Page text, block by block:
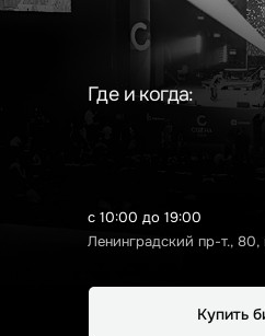
с 10:00 до 19:00
Ленинградский пр-т., 80,
Где и когда:
Купить